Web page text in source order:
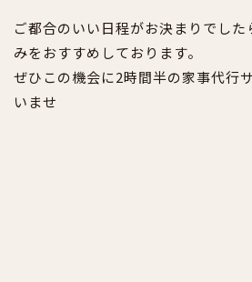
ご都合のいい日程がお決まりでし
みをおすすめしております。
ぜひこの機会に2時間半の家事代行
いませ